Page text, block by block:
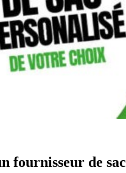
fournisseur de sac